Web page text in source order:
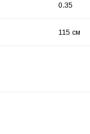
0.35
115 см